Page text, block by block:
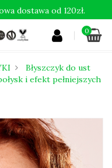
0
dostawa od 120zł.
Błyszczyk do ust
i efekt pełniejszych